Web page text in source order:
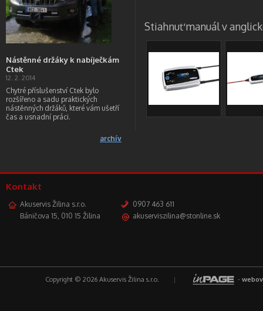
Stiahnuť manuál v
Nástěnné držáky k nabíječkám
Ctek
12. 2. 2014
Chytré příslušenství Ctek bylo
rozšířeno a sadu praktických
nástěnných držáků, které vám ušetří
čas a usnadní práci.
archív
Kontakt
Akuservis Žilina s.r.o.
Báničova 15, 010 15 Žilina
0907 463 611
akuserviszilina@stonline.sk
Copyright © 2026 Akuservis Žilina s.r.o. | -